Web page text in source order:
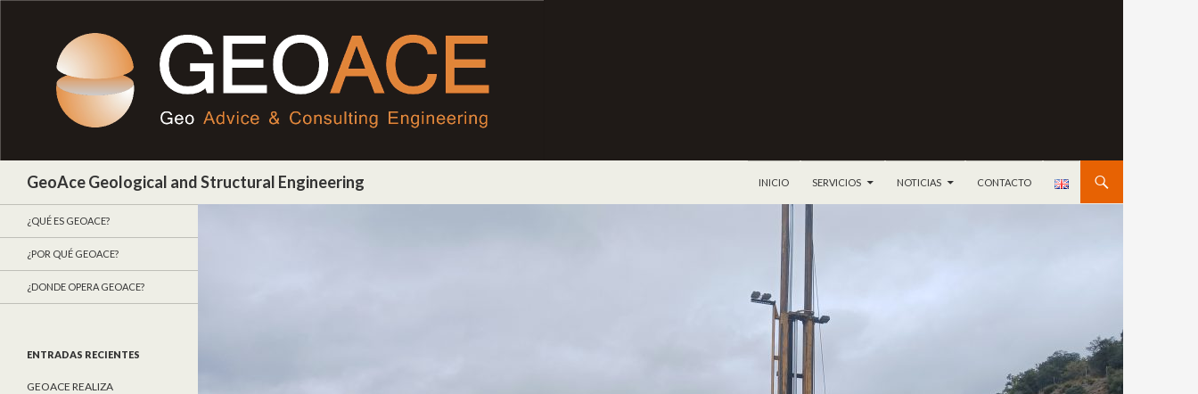
GeoAce Geological and Structural Engineering
INICIO
SERVICIOS NOTICIAS CONTACTO
¿QUÉ ES GEOACE?
¿POR QUÉ GEOACE?
¿DONDE OPERA GEOACE?
ENTRADAS RECIENTES
GEOACE REALIZA